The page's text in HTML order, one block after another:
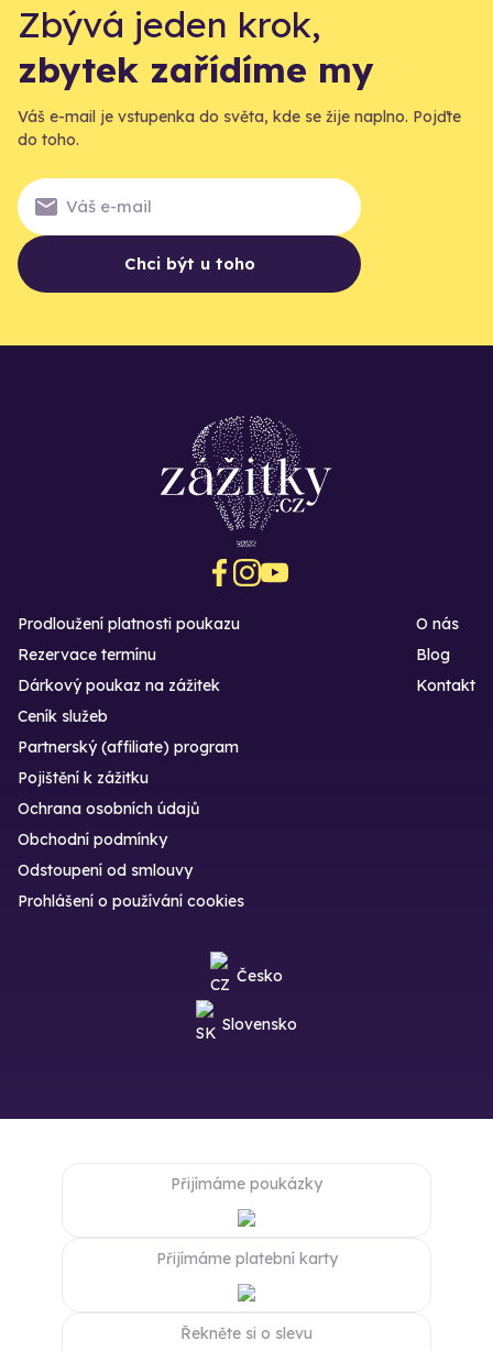
Zbývá jeden krok,
zbytek zařídíme my
Váš e-mail je vstupenka do světa, kde se žije naplno. Pojďte
do toho.
Chci být u toho
Prodloužení platnosti poukazu
Rezervace termínu
Dárkový poukaz na zážitek
O nás
Blog
Kontakt
Ceník služeb
Partnerský (affiliate) program
Pojištění k zážitku
Ochrana osobních údajů
Obchodní podmínky
Odstoupení od smlouvy
Prohlášení o používání cookies
Česko
Slovensko
Přijímáme poukázky
Přijímáme platební karty
Řekněte si o slevu